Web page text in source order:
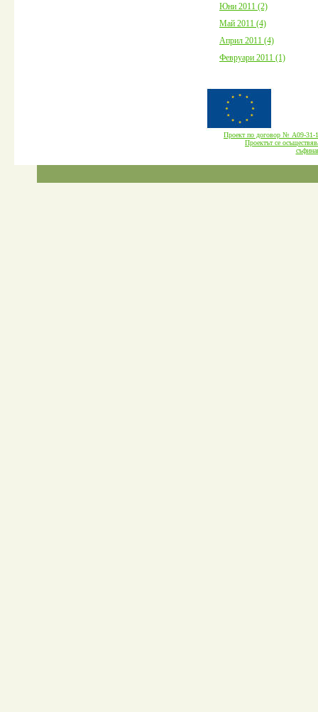
Юни 2011 (2)
Май 2011 (4)
Април 2011 (4)
Февруари 2011 (1)
Проект по договор № А09-
Проектът се